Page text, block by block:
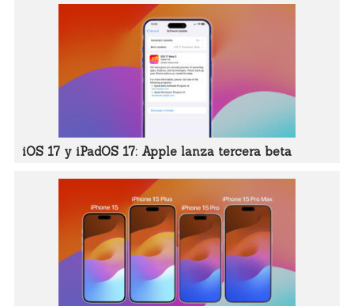
iOS 17 y iPadOS 17: Apple lanza tercera beta